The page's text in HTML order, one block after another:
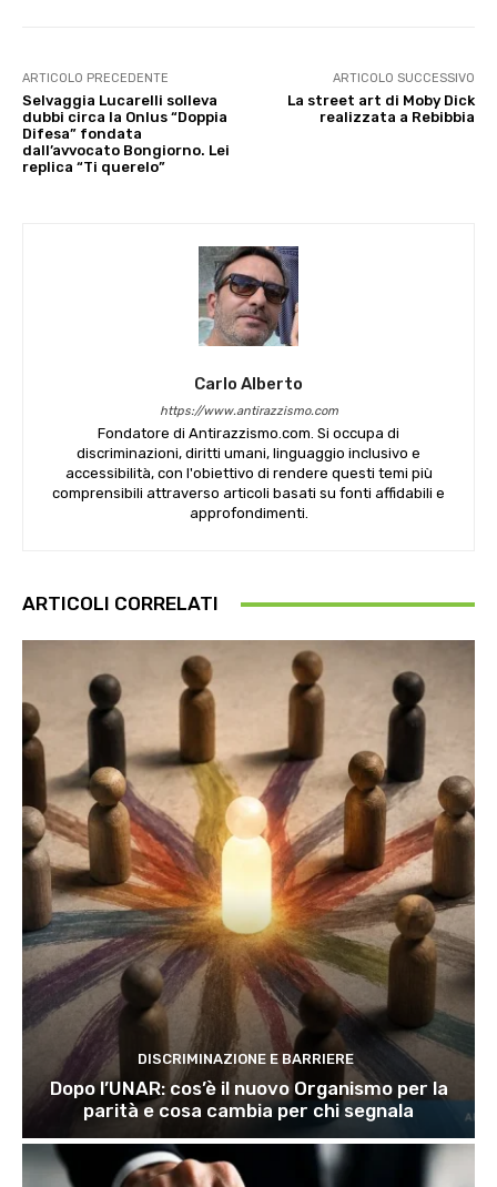
ARTICOLO PRECEDENTE
Selvaggia Lucarelli solleva
dubbi circa la Onlus “Doppia
Difesa” fondata
dall’avvocato Bongiorno. Lei
replica “Ti querelo”
ARTICOLO SUCCESSIVO
La street art di Moby Dick
realizzata a Rebibbia
Carlo Alberto
https://www.antirazzismo.com
Fondatore di Antirazzismo.com. Si occupa di
discriminazioni, diritti umani, linguaggio inclusivo e
accessibilità, con l'obiettivo di rendere questi temi più
comprensibili attraverso articoli basati su fonti affidabili e
approfondimenti.
ARTICOLI CORRELATI
DISCRIMINAZIONE E BARRIERE
Dopo l’UNAR: cos’è il nuovo Organismo per la
parità e cosa cambia per chi segnala